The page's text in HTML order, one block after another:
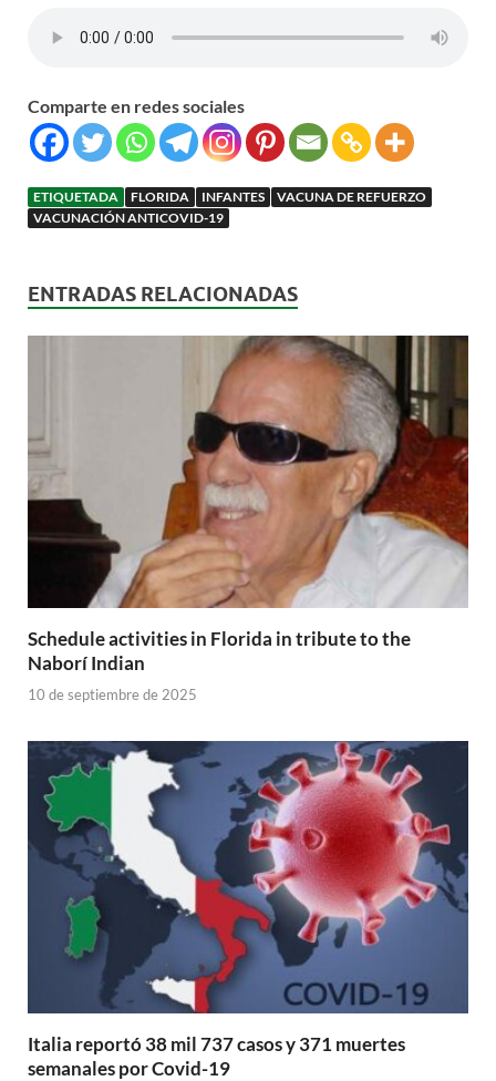
Comparte en redes sociales
ETIQUETADA FLORIDA INFANTES
VACUNA DE REFUERZO
VACUNACIÓN ANTICOVID-19
ENTRADAS RELACIONADAS
Schedule activities in Florida in tribute to the
Naborí Indian
10 de septiembre de 2025
Italia reportó 38 mil 737 casos y 371 muertes
semanales por Covid-19